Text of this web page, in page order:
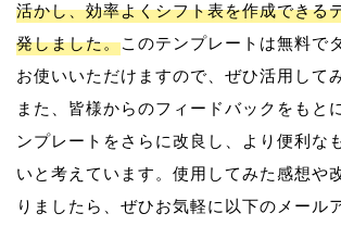
活かし、効率よくシフト表を作成できる
発しました。このテンプレートは無料で
お使いいただけますので、ぜひ活用して
また、皆様からのフィードバックをもと
ンプレートをさらに改良し、より便利な
いと考えています。使用してみた感想や
りましたら、ぜひお気軽に以下のメール